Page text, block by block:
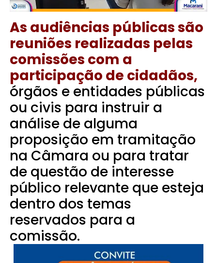
As audiências públicas são
reuniões realizadas pelas
comissões com a
participação de cidadãos,
órgãos e entidades públicas
ou civis para instruir a
análise de alguma
proposição em tramitação
na Câmara ou para tratar
de questão de interesse
público relevante que esteja
dentro dos temas
reservados para a
comissão.